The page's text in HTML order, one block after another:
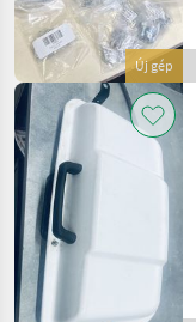
Új gép